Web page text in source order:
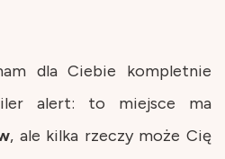
dla Ciebie kompletnie
alert: to miejsce ma
, ale kilka rzeczy może Cię